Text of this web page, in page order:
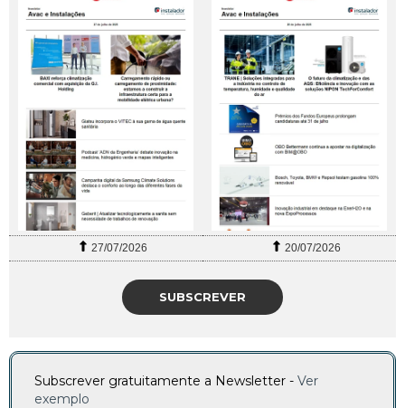
27/07/2026 20/07/2026
SUBSCREVER
Subscrever gratuitamente a Newsletter - Ver
exemplo